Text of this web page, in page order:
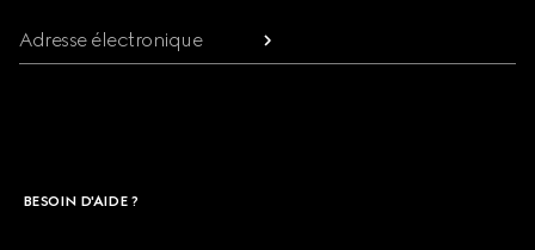
Adresse électronique
BESOIN D'AIDE ?